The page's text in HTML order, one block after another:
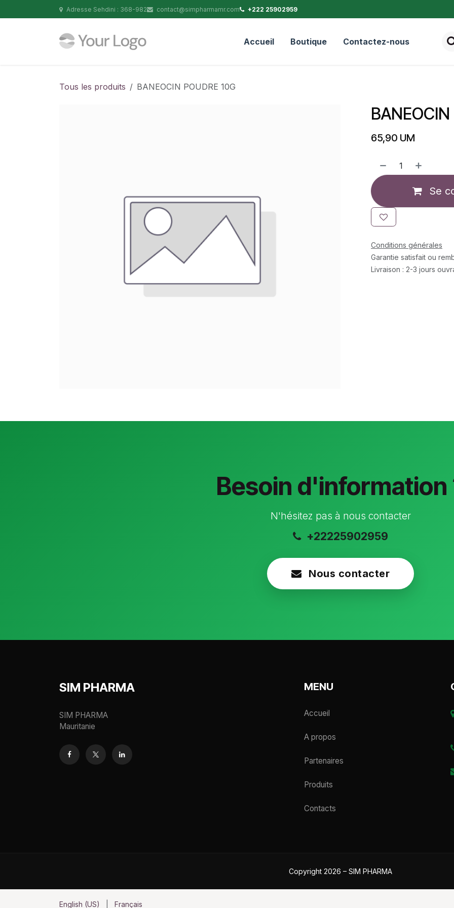
Se rendre au contenuAdresse Sehdini : 368-982 contact@simpharmamr.com +222 25902959
Accueil Boutique Contactez-nous
Tous les produits BANEOCIN POUDRE 10G
BANEOCIN
65,90 UM
Se
Conditions générales
Garantie satisfait ou
Livraison : 2-3 jours
Besoin d'information
N'hésitez pas à nous contacter
+22225902959
Nous contacter
SIM PHARMA
SIM PHARMA
Mauritanie
MENU
Accueil
A propos
Partenaires
Produits
Contacts
Copyright 2026 – SIM PHARMA
English (US) Français